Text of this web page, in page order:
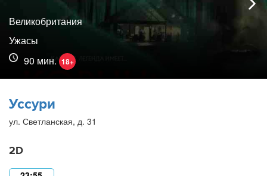
Великобритания
Ужасы
90 мин. 18+
Уссури
ул. Светланская, д. 31
2D